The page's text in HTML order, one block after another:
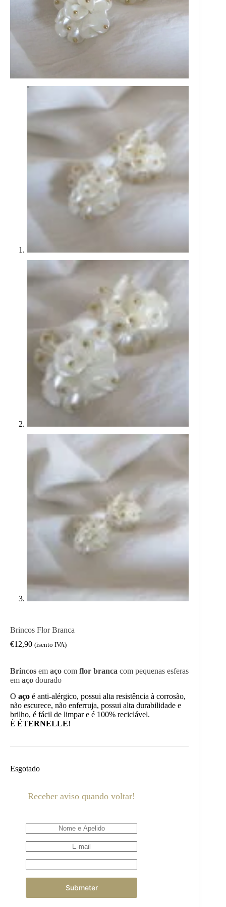
Brincos Flor Branca
€12,90 (isento IVA)
Brincos em aço com flor branca com pequenas esferas
em aço dourado
O aço é anti-alérgico, possui alta resistência à corrosão,
não escurece, não enferruja, possui alta durabilidade e
brilho, é fácil de limpar e é 100% reciclável.
É ÉTERNELLE!
Esgotado
Receber aviso quando voltar!